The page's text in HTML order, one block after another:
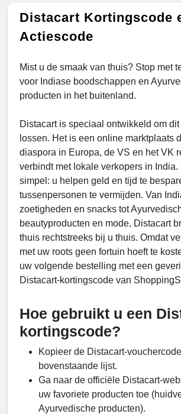
Distacart Kortingscode
Actiescode
Mist u de smaak van thuis? Stop met
voor Indiase boodschappen en
producten in het buitenland.
Distacart is speciaal ontwikkeld om
lossen. Het is een online marktplaats
diaspora in Europa, de VS en het VK
verbindt met lokale verkopers in
simpel: u helpen geld en tijd te
tussenpersonen te vermijden. Van
zoetigheden en snacks tot
beautyproducten en mode, Distacart
thuis rechtstreeks bij u thuis. Omdat
met uw roots geen fortuin hoeft te
uw volgende bestelling met een
Distacart-kortingscode van
Hoe gebruikt u een
kortingscode?
Kopieer de Distacart-
bovenstaande lijst.
Ga naar de officiële Distacart-
uw favoriete producten toe
Ayurvedische producten).